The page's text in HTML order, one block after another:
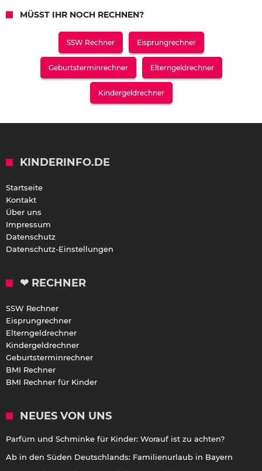
MÜSST IHR NOCH RECHNEN?
SSW Rechner Eisprungrechner
Geburtsterminrechner Elterngeldrechner
Kindergeldrechner
KINDERINFO.DE
Startseite
Kontakt
Über uns
Impressum
Datenschutz
Datenschutz-Einstellungen
❤ RECHNER
SSW Rechner
Eisprungrechner
Elterngeldrechner
Kindergeldrechner
Geburtsterminrechner
BMI Rechner
BMI Rechner für Kinder
NEUES VON UNS
Parfüm und Schminke für Kinder: Worauf ist zu achten?
Ab in den Süden Deutschlands: Familienurlaub in Bayern